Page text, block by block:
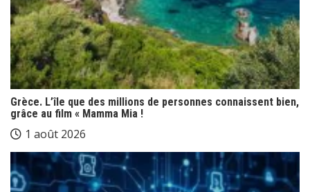
Grèce. L’île que des millions de personnes connaissent bien,
grâce au film « Mamma Mia !
1 août 2026